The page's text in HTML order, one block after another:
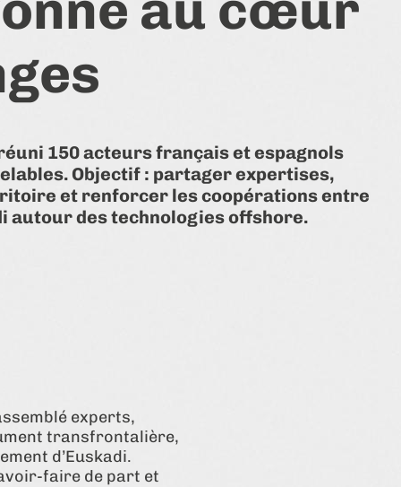
150 acteurs français et espagnols
Objectif : partager expertises,
et renforcer les coopérations entre
autour des technologies offshore.
experts,
transfrontalière,
d’Euskadi.
faire de part et